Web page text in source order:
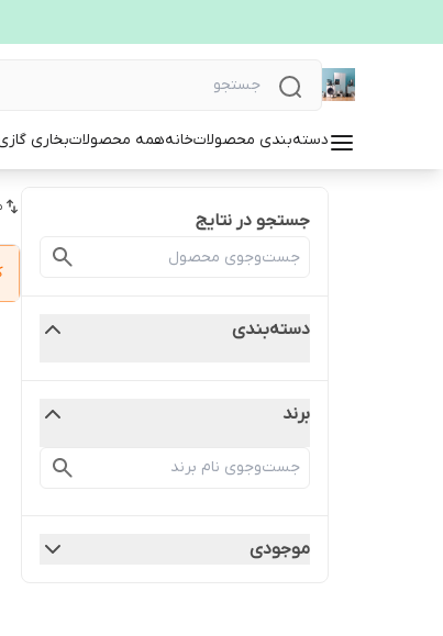
دسته‌بندی محصولاتخانههمه محصولاتبخاری
جستجو در نتایج
دسته‌بندی
برند
موجودی